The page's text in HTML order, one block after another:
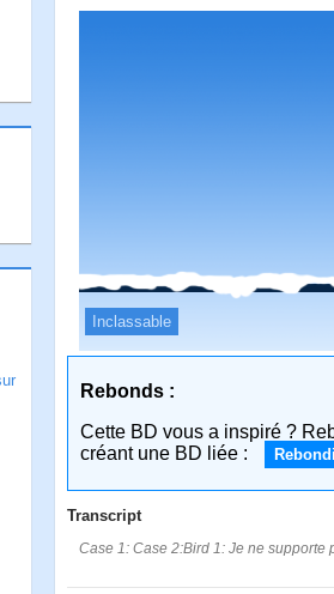
Inclassable
Rebonds :
Cette BD vous a inspiré ?
créant une BD liée :
Transcript
Case 1: Case 2:Bird 1: Je ne supporte